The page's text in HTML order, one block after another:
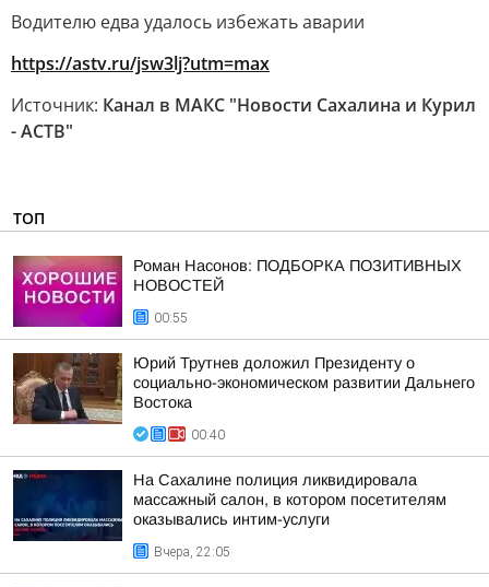
Водителю едва удалось избежать аварии
https://astv.ru/jsw3lj?utm=max
Источник: Канал в МАКС "Новости Сахалина и Курил
- АСТВ"
ТОП
Роман Насонов: ПОДБОРКА ПОЗИТИВНЫХ
НОВОСТЕЙ
00:55
Юрий Трутнев доложил Президенту о
социально-экономическом развитии Дальнего
Востока
00:40
На Сахалине полиция ликвидировала
массажный салон, в котором посетителям
оказывались интим-услуги
Вчера, 22:05